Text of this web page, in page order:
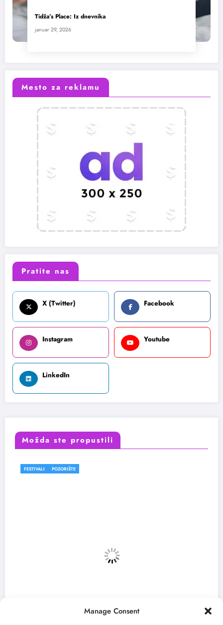
Manage Consent
Tidža’s Place: Iz dnevnika
januar 29, 2026
Mesto za reklamu
Pratite nas
X (Twitter) Facebook
Instagram Youtube
LinkedIn
Možda ste propustili